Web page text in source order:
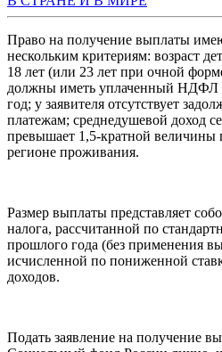
Право на получение выплаты
нескольким критериям: возраст
18 лет (или 23 лет при очной
должны иметь уплаченный НДФЛ
год; у заявителя отсутствует
платежам; среднедушевой доход
превышает 1,5-кратной
регионе проживания.
Размер выплаты представляет
налога, рассчитанной по
прошлого года (без применения
исчисленной по пониженной
доходов.
Подать заявление на получение